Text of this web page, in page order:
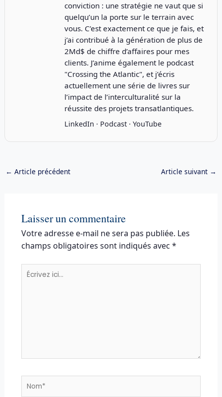
conviction : une stratégie ne vaut que si
quelqu’un la porte sur le terrain avec
vous. C’est exactement ce que je fais, et
j’ai contribué à la génération de plus de
2Md$ de chiffre d’affaires pour mes
clients. J’anime également le podcast
"Crossing the Atlantic", et j’écris
actuellement une série de livres sur
l’impact de l’interculturalité sur la
réussite des projets transatlantiques.
LinkedIn · Podcast· YouTube
← Article précédent Article suivant →
Laisser un commentaire
Votre adresse e-mail ne sera pas publiée. Les
champs obligatoires sont indiqués avec *
Écrivez
Nom*